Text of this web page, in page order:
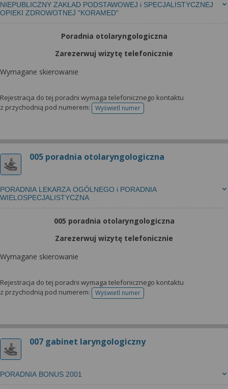
NIEPUBLICZNY ZAKŁAD PODSTAWOWEJ i SPECJALISTYCZNEJ
OPIEKI ZDROWOTNEJ "KORAMED"
Poradnia otolaryngologiczna
Zarezerwuj wizytę telefonicznie
Wymagane skierowanie
Rejestracja do tej poradni wymaga telefonicznego kontaktu
z przychodnią pod numerem:
Wyświetl numertelefonu do rejestracji
005 poradnia otolaryngologiczna
PORADNIA LEKARZA OGÓLNEGO i PORADNIA
WIELOSPECJALISTYCZNA
005 poradnia otolaryngologiczna
Zarezerwuj wizytę telefonicznie
Wymagane skierowanie
Rejestracja do tej poradni wymaga telefonicznego kontaktu
z przychodnią pod numerem:
Wyświetl numertelefonu do rejestracji
007 gabinet laryngologiczny
PORADNIA BONUS 2001